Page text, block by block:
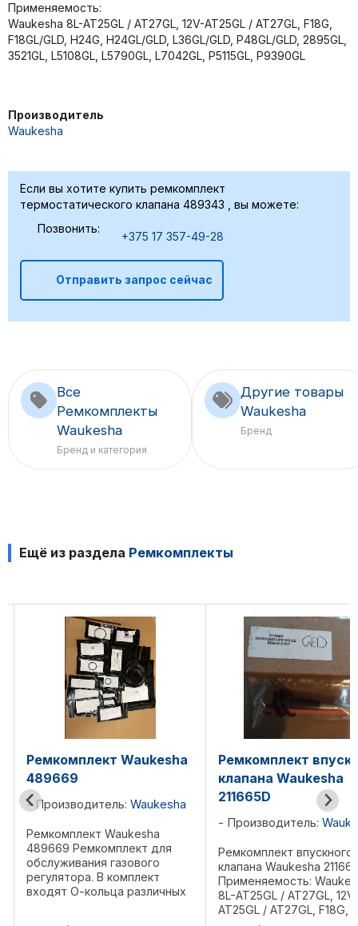
Применяемость:
Waukesha 8L-AT25GL / AT27GL, 12V-AT25GL / AT27GL, F18G,
F18GL/GLD, H24G, H24GL/GLD, L36GL/GLD, P48GL/GLD, 2895GL,
3521GL, L5108GL, L5790GL, L7042GL, P5115GL, P9390GL
Производитель
Waukesha
Если вы хотите купить ремкомплект
термостатического клапана 489343 , вы можете:
Позвонить:
+375 17 357-49-28
Отправить запрос сейчас
Все
Ремкомплекты
Waukesha
Бренд и категория
Другие товары
Waukesha
Бренд
Ещё из раздела Ремкомплекты
Ремкомплект впускного
клапана Waukesha
211665D
Ремкомплект впускного
клапана Waukesha 211665D
Применяемость: Waukesha
8L-AT25GL / AT27GL, 12V-
Ремкомплект
клапана 489372
Производитель:
Ремкомплект крышки
489372 Ремонтный
лючков корпуса
предохранительного
клапана. Включает в
крышку стальную
170 мм, уплотнение